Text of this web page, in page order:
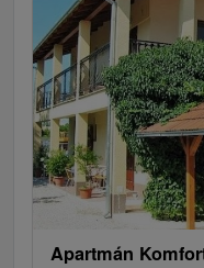
Apartmán